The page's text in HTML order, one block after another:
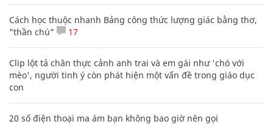
Cách học thuộc nhanh Bảng công thức lượng giác bằng thơ,
"thần chú"
17
Clip lột tả chân thực cảnh anh trai và em gái như 'chó với
mèo', người tinh ý còn phát hiện một vấn đề trong giáo dục
con
20 số điện thoại ma ám bạn không bao giờ nên gọi